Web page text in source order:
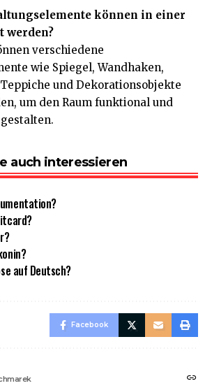
können in einer
werden?
verschiedene
wie Spiegel, Wandhaken,
und Dekorationsobjekte
um den Raum funktional und
auch interessieren
auf Deutsch?
Facebook